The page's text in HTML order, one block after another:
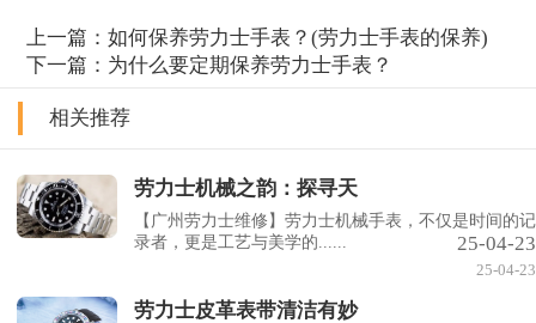
上一篇：如何保养劳力士手表？(劳力士手表的保养)
下一篇： 为什么要定期保养劳力士手表？
相关推荐
劳力士机械之韵：探寻天
【广州劳力士维修】劳力士机械手表，不仅是时间的记
录者，更是工艺与美学的......
25-04-23
25-04-23
劳力士皮革表带清洁有妙